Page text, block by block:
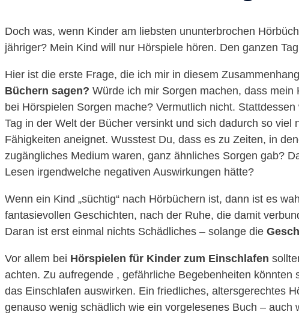
Doch was, wenn Kinder am liebsten ununterbrochen
jähriger? Mein Kind will nur Hörspiele hören. Den ganzen
Hier ist die erste Frage, die ich mir in diesem
Büchern sagen? Würde ich mir Sorgen machen, dass
bei Hörspielen Sorgen mache? Vermutlich nicht.
Tag in der Welt der Bücher versinkt und sich dadurch so
Fähigkeiten aneignet. Wusstest Du, dass es zu Zeiten, in
zugängliches Medium waren, ganz ähnliches Sorgen gab?
Lesen irgendwelche negativen Auswirkungen hätte?
Wenn ein Kind „süchtig“ nach Hörbüchern ist, dann ist es
fantasievollen Geschichten, nach der Ruhe, die damit
Daran ist erst einmal nichts Schädliches – solange die
Vor allem bei Hörspielen für Kinder zum Einschlafen
achten. Zu aufregende , gefährliche Begebenheiten
das Einschlafen auswirken. Ein friedliches, altersgerechtes
genauso wenig schädlich wie ein vorgelesenes Buch – auch